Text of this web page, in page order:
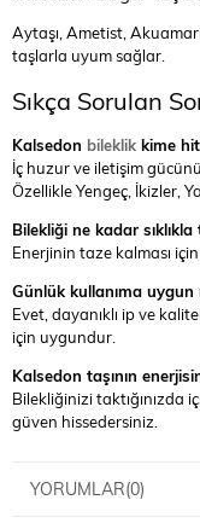
Aytaşı, Ametist,
taşlarla uyum sağlar.
Sıkça Sorulan
Kalsedon bileklik kime
İç huzur ve iletişim
Özellikle Yengeç, İkizler,
Bilekliği ne kadar
Enerjinin taze kalması
Günlük kullanıma uygun
Evet, dayanıklı ip ve
için uygundur.
Kalsedon taşının
Bilekliğinizi taktığınızda
güven hissedersiniz.
YORUMLAR(0)